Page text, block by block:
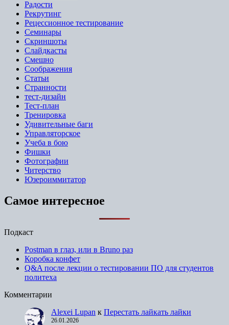
Радости
Рекрутинг
Рецессионное тестирование
Семинары
Скриншоты
Слайдкасты
Смешно
Соображения
Статьи
Странности
тест-дизайн
Тест-план
Тренировка
Удивительные баги
Управляторское
Учеба в бою
Фишки
Фотографии
Читерство
Юзероиммитатор
Самое интересное
Подкаст
Postman в глаз, или в Bruno раз
Коробка конфет
Q&A после лекции о тестировании ПО для студентов
политеха
Комментарии
Alexei Lupan к Перестать лайкать лайки
26.01.2026